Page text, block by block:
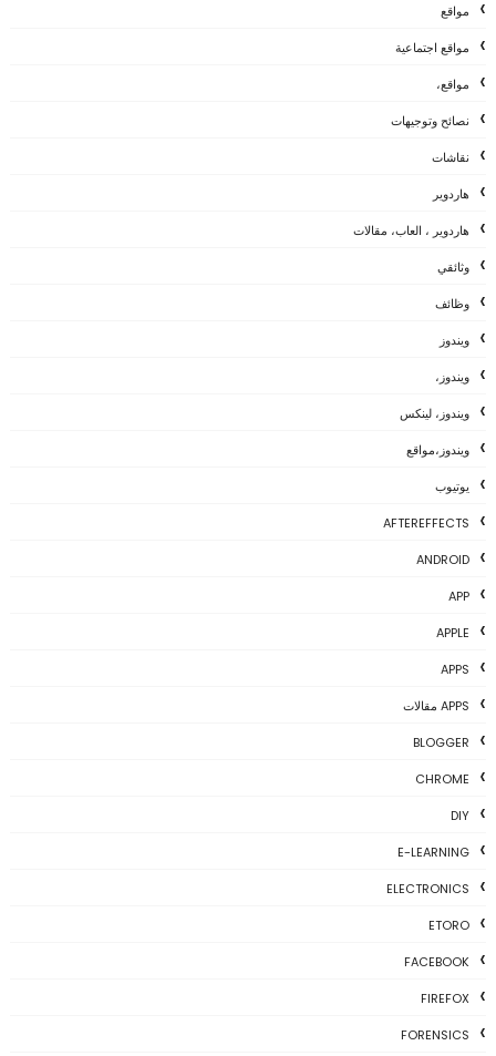
مواقع
مواقع اجتماعية
مواقع،
نصائح وتوجيهات
نقاشات
هاردوير
هاردوير ، العاب، مقالات
وثائقي
وظائف
ويندوز
ويندوز،
ويندوز، لينكس
ويندوز،مواقع
يوتيوب
AFTEREFFECTS
ANDROID
APP
APPLE
APPS
APPS مقالات
BLOGGER
CHROME
DIY
E-LEARNING
ELECTRONICS
ETORO
FACEBOOK
FIREFOX
FORENSICS